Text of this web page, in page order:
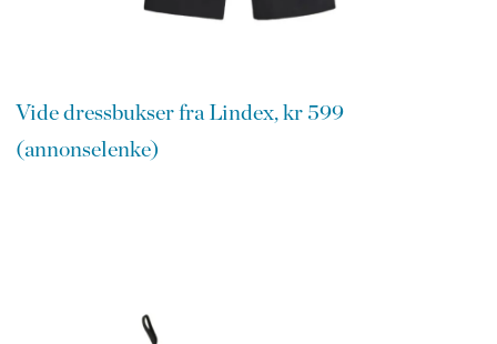
Vide dressbukser fra Lindex, kr 599
(annonselenke)